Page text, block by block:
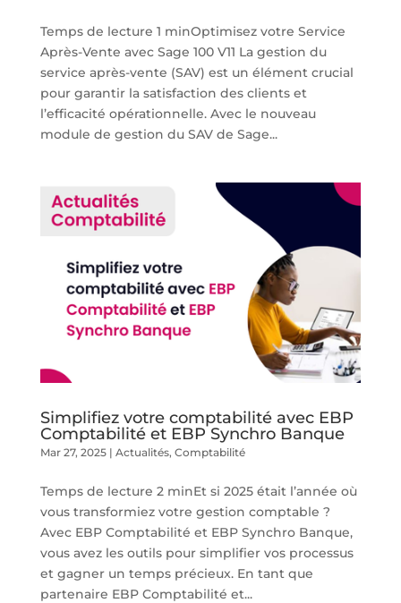
Temps de lecture 1 minOptimisez votre Service
Après-Vente avec Sage 100 V11 La gestion du
service après-vente (SAV) est un élément crucial
pour garantir la satisfaction des clients et
l’efficacité opérationnelle. Avec le nouveau
module de gestion du SAV de Sage...
Simplifiez votre comptabilité avec EBP
Comptabilité et EBP Synchro Banque
Mar 27, 2025| Actualités, Comptabilité
Temps de lecture 2 minEt si 2025 était l’année où
vous transformiez votre gestion comptable ?
Avec EBP Comptabilité et EBP Synchro Banque,
vous avez les outils pour simplifier vos processus
et gagner un temps précieux. En tant que
partenaire EBP Comptabilité et...